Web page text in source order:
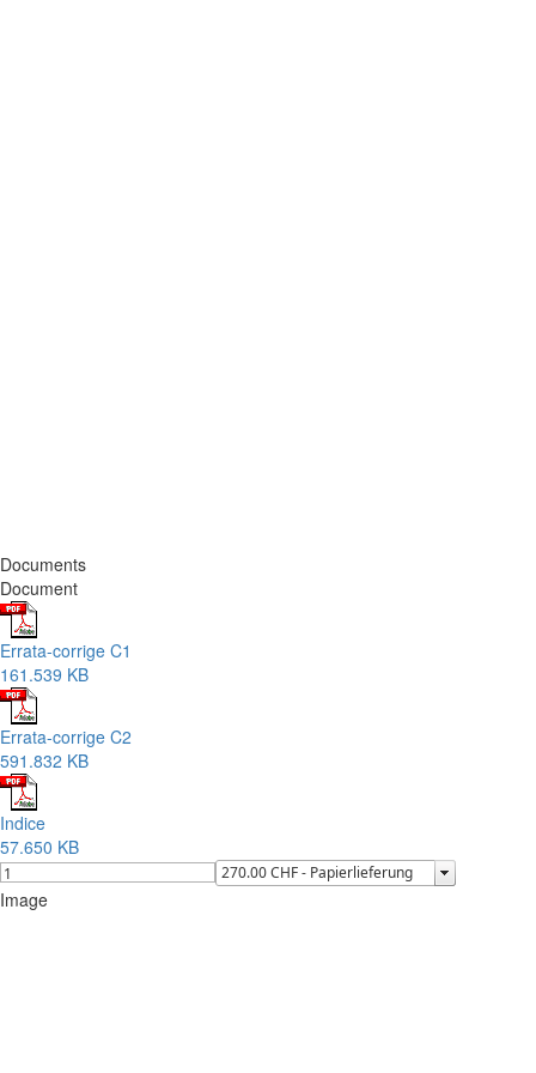
Documents
Document
Errata-corrige C1
161.539 KB
Errata-corrige C2
591.832 KB
Indice
57.650 KB
Image